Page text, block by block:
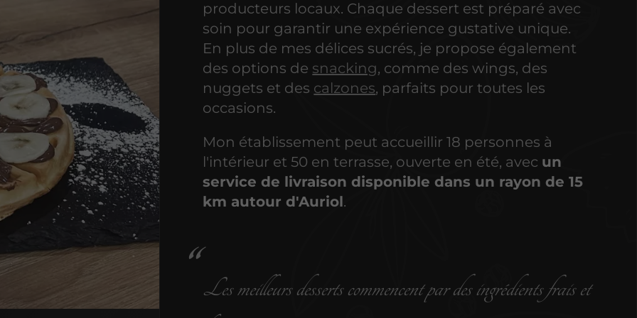
producteurs locaux. Chaque dessert est préparé avec
soin pour garantir une expérience gustative unique.
En plus de mes délices sucrés, je propose également
des options de snacking, comme des wings, des
nuggets et des calzones, parfaits pour toutes les
occasions.
Mon établissement peut accueillir 18 personnes à
l'intérieur et 50 en terrasse, ouverte en été, avec un
service de livraison disponible dans un rayon de 15
km autour d'Auriol.
Les meilleurs desserts commencent par des ingrédients frais et